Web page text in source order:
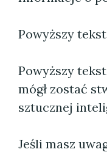
Powyższy
Powyższy
mógł zostać
sztucznej
Jeśli masz